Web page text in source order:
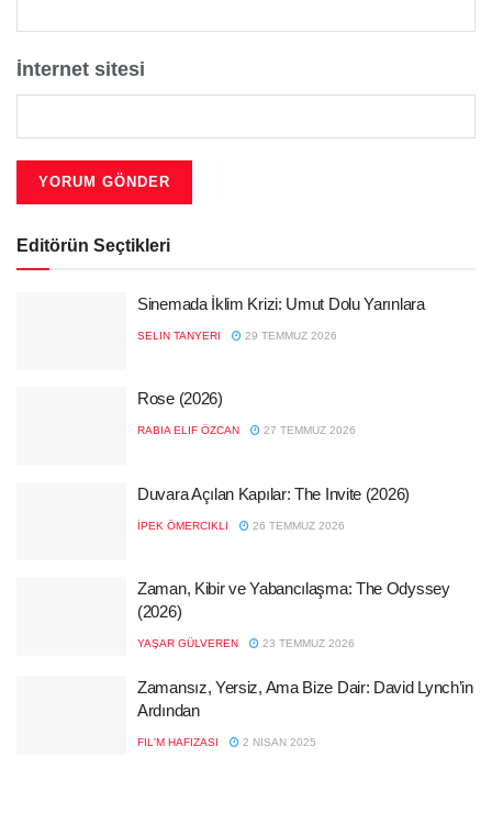
İnternet sitesi
Editörün Seçtikleri
Sinemada İklim Krizi: Umut Dolu Yarınlara
SELIN TANYERI 29 TEMMUZ 2026
Rose (2026)
RABIA ELIF ÖZCAN 27 TEMMUZ 2026
Duvara Açılan Kapılar: The Invite (2026)
İPEK ÖMERCIKLI 26 TEMMUZ 2026
Zaman, Kibir ve Yabancılaşma: The Odyssey
(2026)
YAŞAR GÜLVEREN 23 TEMMUZ 2026
Zamansız, Yersiz, Ama Bize Dair: David Lynch’in
Ardından
FIL'M HAFIZASI 2 NISAN 2025